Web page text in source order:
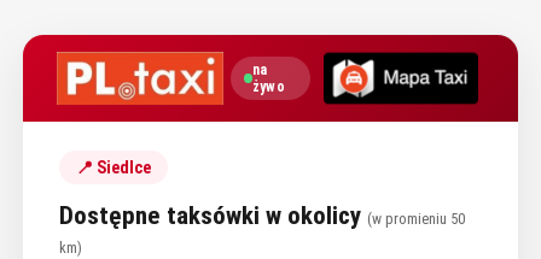
na
żywo
📍 Siedlce
Dostępne taksówki w okolicy (w promieniu 50
km)